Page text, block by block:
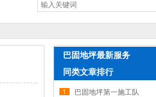
巴固地坪最新服务
同类文章排行
巴固地坪第一施工队